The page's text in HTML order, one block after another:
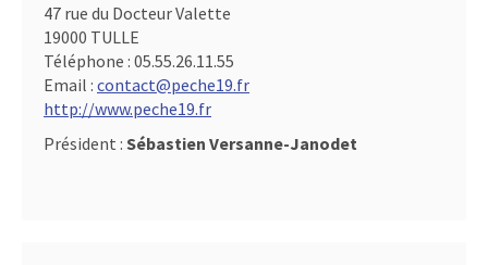
47 rue du Docteur Valette
19000 TULLE
Téléphone : 05.55.26.11.55
Email : contact@peche19.fr
http://www.peche19.fr
Président : Sébastien Versanne-Janodet